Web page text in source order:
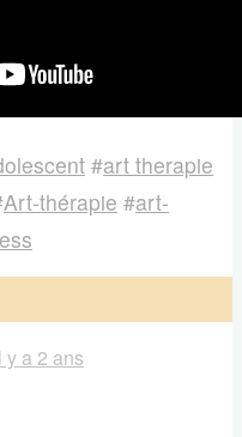
#art therapie
Art-thérapie #art-
y a 2 ans